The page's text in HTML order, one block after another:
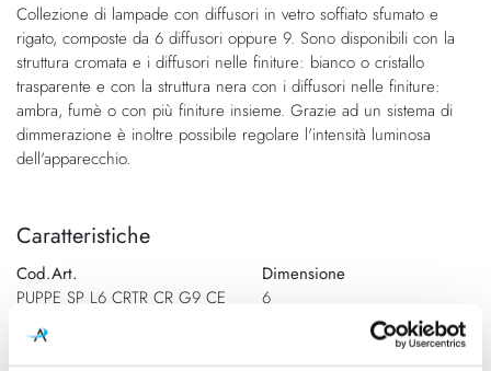
galleria
di
immagini
di
immagini
Collezione di lampade con diffusori in vetro soffiato sfumato e
rigato, composte da 6 diffusori oppure 9. Sono disponibili con la
struttura cromata e i diffusori nelle finiture: bianco o cristallo
trasparente e con la struttura nera con i diffusori nelle finiture:
ambra, fumè o con più finiture insieme. Grazie ad un sistema di
dimmerazione è inoltre possibile regolare l'intensità luminosa
dell'apparecchio.
Caratteristiche
Cod.Art.
PUPPE SP L6 CRTR CR G9 CE
Dimensione
6
Designer